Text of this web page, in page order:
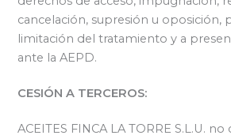
cancelación, supresión u oposición,
limitación del tratamiento y a
ante la AEPD.
CESIÓN A TERCEROS:
ACEITES FINCA LA TORRE S.L.U.